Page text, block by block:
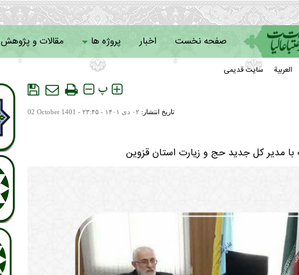
صفحه نخست اخبار پروژه ها مقالات و پژوهش
سامانه خادمان العربیة سایت قدیمی
پ
تاریخ انتشار: ۰۲ دی ۱۴۰۱ - ۲۳:۴۵ - 02 October 1401
با مدیر کل جدید حج و زیارت استان قزوین